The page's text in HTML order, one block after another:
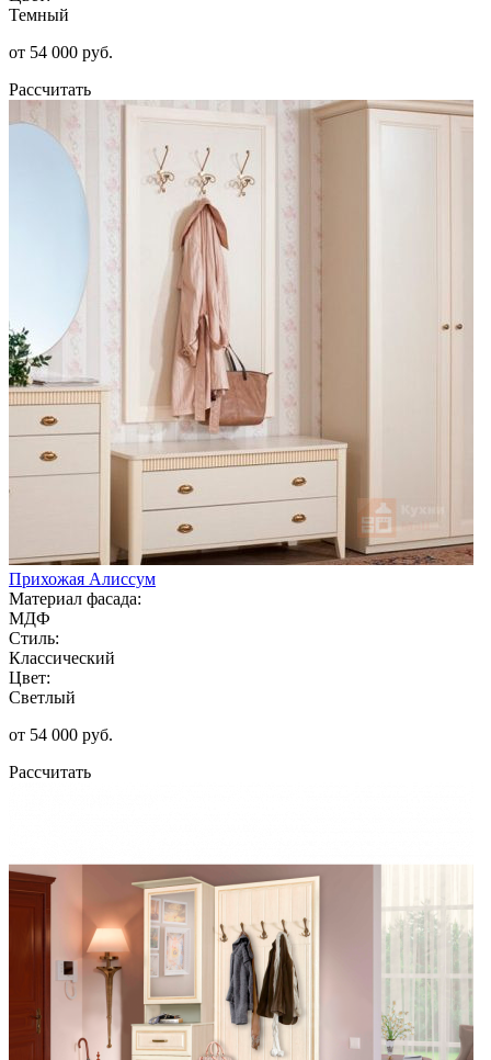
Темный
от 54 000 руб.
Рассчитать
Прихожая Алиссум
Материал фасада:
МДФ
Стиль:
Классический
Цвет:
Светлый
от 54 000 руб.
Рассчитать